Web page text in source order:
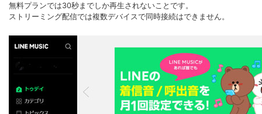
無料プランでは30秒までしか再生されないことです。
ストリーミング配信では複数デバイスで同時接続はできません。